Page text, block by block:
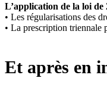
L’application de la loi de
• Les régularisations des
• La prescription triennale
Et après en